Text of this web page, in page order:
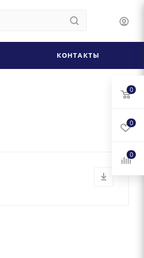
КОНТАКТЫ
0
0
0